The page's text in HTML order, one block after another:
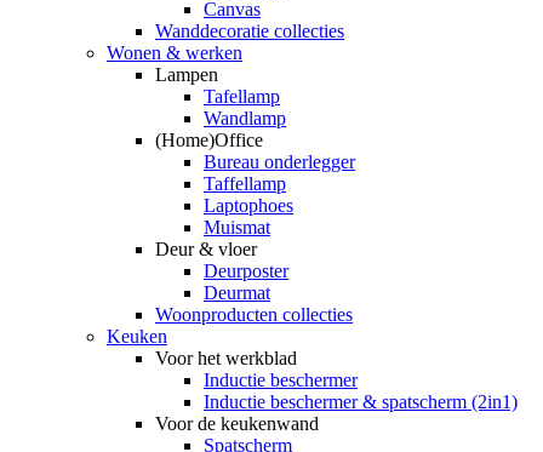
Canvas
Wanddecoratie collecties
Wonen & werken
Lampen
Tafellamp
Wandlamp
(Home)Office
Bureau onderlegger
Taffellamp
Laptophoes
Muismat
Deur & vloer
Deurposter
Deurmat
Woonproducten collecties
Keuken
Voor het werkblad
Inductie beschermer
Inductie beschermer & spatscherm (2in1)
Voor de keukenwand
Spatscherm